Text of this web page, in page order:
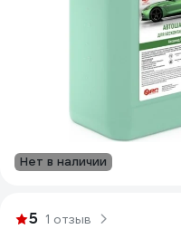
Нет в наличии
5 1 отзыв